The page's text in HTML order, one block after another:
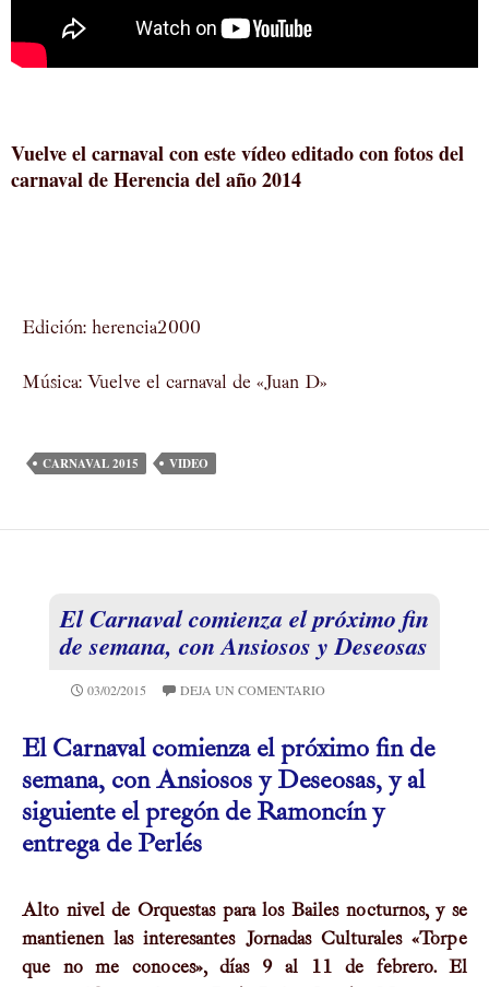
Vuelve el carnaval con este vídeo editado con fotos del
carnaval de Herencia del año 2014
Edición: herencia2000
Música: Vuelve el carnaval de «Juan D»
CARNAVAL 2015 VIDEO
El Carnaval comienza el próximo fin
de semana, con Ansiosos y Deseosas
03/02/2015 DEJA UN COMENTARIO
El Carnaval comienza el próximo fin de
semana, con Ansiosos y Deseosas, y al
siguiente el pregón de Ramoncí­n y
entrega de Perlés
Alto nivel de Orquestas para los Bailes nocturnos, y se
mantienen las interesantes Jornadas Culturales «Torpe
que no me conoces», dí­as 9 al 11 de febrero. El